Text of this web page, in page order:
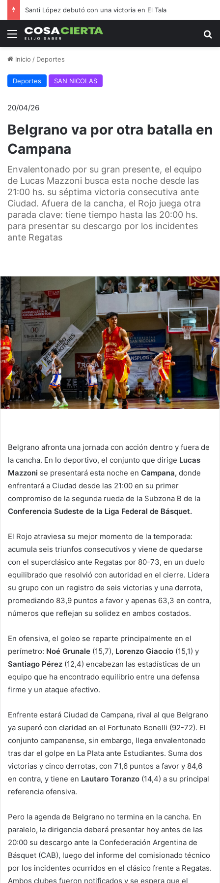
Santi López debutó con una victoria en El Tala
Menú
Inicio / Deportes
Deportes SAN NICOLAS
20/04/26
Belgrano va por otra batalla en
Campana
Envalentonado por su gran presente, el equipo
de Lucas Mazzoni busca esta noche desde las
21:00 hs. su séptima victoria consecutiva ante
Ciudad. Afuera de la cancha, el Rojo juega otra
parada clave: tiene tiempo hasta las 20:00 hs.
para presentar su descargo por los incidentes
ante Regatas
Belgrano afronta una jornada con acción dentro y fuera de
la cancha. En lo deportivo, el conjunto que dirige Lucas
Mazzoni se presentará esta noche en Campana, donde
enfrentará a Ciudad desde las 21:00 en su primer
compromiso de la segunda rueda de la Subzona B de la
Conferencia Sudeste de la Liga Federal de Básquet.
El Rojo atraviesa su mejor momento de la temporada:
acumula seis triunfos consecutivos y viene de quedarse
con el superclásico ante Regatas por 80-73, en un duelo
equilibrado que resolvió con autoridad en el cierre. Lidera
su grupo con un registro de seis victorias y una derrota,
promediando 83,9 puntos a favor y apenas 63,3 en contra,
números que reflejan su solidez en ambos costados.
En ofensiva, el goleo se reparte principalmente en el
perímetro: Noé Grunale (15,7), Lorenzo Giaccio (15,1) y
Santiago Pérez (12,4) encabezan las estadísticas de un
equipo que ha encontrado equilibrio entre una defensa
firme y un ataque efectivo.
Enfrente estará Ciudad de Campana, rival al que Belgrano
ya superó con claridad en el Fortunato Bonelli (92-72). El
conjunto campanense, sin embargo, llega envalentonado
tras dar el golpe en La Plata ante Estudiantes. Suma dos
victorias y cinco derrotas, con 71,6 puntos a favor y 84,6
en contra, y tiene en Lautaro Toranzo (14,4) a su principal
referencia ofensiva.
Pero la agenda de Belgrano no termina en la cancha. En
paralelo, la dirigencia deberá presentar hoy antes de las
20:00 su descargo ante la Confederación Argentina de
Básquet (CAB), luego del informe del comisionado técnico
por los incidentes ocurridos en el clásico frente a Regatas.
Ambos clubes fueron notificados y se espera que el